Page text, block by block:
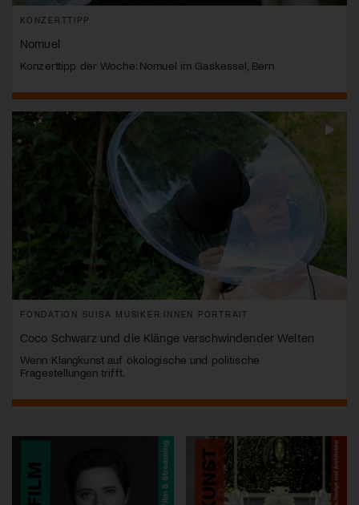
KONZERTTIPP
Nomuel
Konzerttipp der Woche: Nomuel im Gaskessel, Bern
FONDATION SUISA MUSIKER:INNEN PORTRAIT
Coco Schwarz und die Klänge verschwindender Welten
Wenn Klangkunst auf ökologische und politische
Fragestellungen trifft.